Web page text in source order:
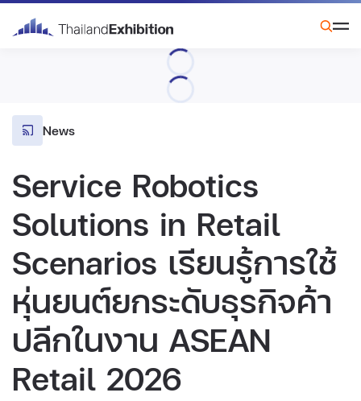
News
Service Robotics
Solutions in Retail
Scenarios เรียนรู้การใช้
หุ่นยนต์ยกระดับธุรกิจค้า
ปลีกในงาน ASEAN
Retail 2026